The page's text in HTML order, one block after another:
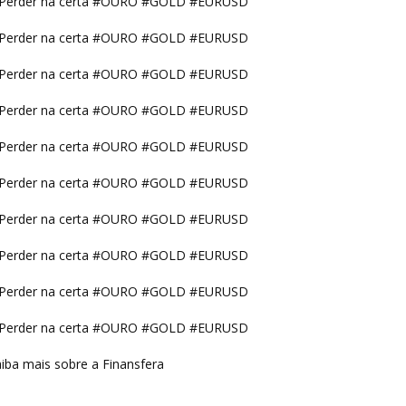
na certa #OURO #GOLD #EURUSD
na certa #OURO #GOLD #EURUSD
na certa #OURO #GOLD #EURUSD
na certa #OURO #GOLD #EURUSD
na certa #OURO #GOLD #EURUSD
na certa #OURO #GOLD #EURUSD
na certa #OURO #GOLD #EURUSD
na certa #OURO #GOLD #EURUSD
na certa #OURO #GOLD #EURUSD
mais sobre a Finansfera